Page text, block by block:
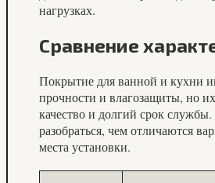
нагрузках.
Сравнение
Покрытие для ванной и кухни
прочности и влагозащиты, но
качество и долгий срок
разобраться, чем отличаются
места установки.